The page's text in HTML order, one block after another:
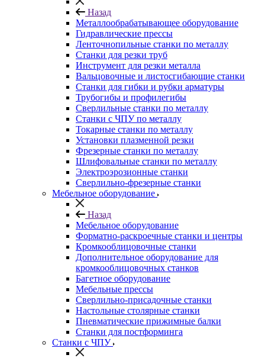
Назад
Металлообрабатывающее оборудование
Гидравлические прессы
Ленточнопильные станки по металлу
Станки для резки труб
Инструмент для резки металла
Вальцовочные и листосгибающие станки
Станки для гибки и рубки арматуры
Трубогибы и профилегибы
Сверлильные станки по металлу
Станки с ЧПУ по металлу
Токарные станки по металлу
Установки плазменной резки
Фрезерные станки по металлу
Шлифовальные станки по металлу
Электроэрозионные станки
Сверлильно-фрезерные станки
Мебельное оборудование
Назад
Мебельное оборудование
Форматно-раскроечные станки и центры
Кромкооблицовочные станки
Дополнительное оборудование для
кромкооблицовочных станков
Багетное оборудование
Мебельные прессы
Сверлильно-присадочные станки
Настольные столярные станки
Пневматические прижимные балки
Станки для постформинга
Станки с ЧПУ